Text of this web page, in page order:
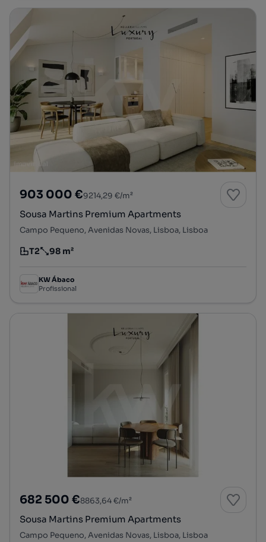
903 000 €9214,29 €/m²
Sousa Martins Premium Apartments
Campo Pequeno, Avenidas Novas, Lisboa, Lisboa
Tipologia
T2
Preço por metro quadrado
98 m²
KW Ábaco
Profissional
682 500 €8863,64 €/m²
Sousa Martins Premium Apartments
Campo Pequeno, Avenidas Novas, Lisboa, Lisboa